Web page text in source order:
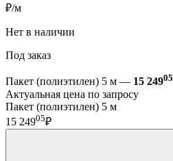
₽/м
Нет в наличии
Под заказ
Пакет (полиэтилен) 5 м — 15 24905
Актуальная цена по запросу
Пакет (полиэтилен) 5 м
15 24905₽